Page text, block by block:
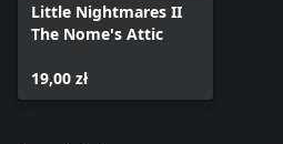
Little Nightmares II
The Nome's Attic
19,00 zł